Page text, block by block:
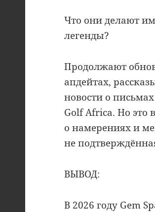
Что они делают
легенды?
Продолжают
апдейтах,
новости о
Golf Africa. Но это
о намерениях и
не
ВЫВОД:
В 2026 году Gem